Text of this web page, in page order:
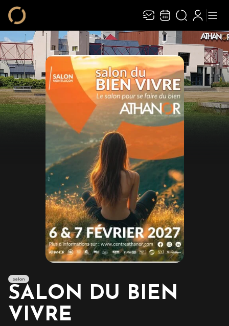
Recevez toute l’actualité en vous abonnant à
notre newsletter :
ENVOYER
Rivaj Group traite votre adresse électronique pour la gestion de votre
abonnement à la newsletter de
. Vous pouvez retirer votre
consentement à tout moment. Pour en savoir plus, consultez notre
Salon
SALON DU BIEN
VIVRE